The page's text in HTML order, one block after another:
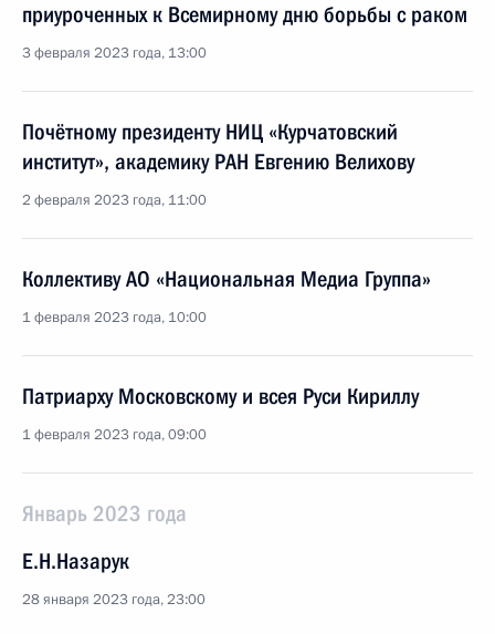
приуроченных к Всемирному дню борьбы с раком
3 февраля 2023 года, 13:00
Почётному президенту НИЦ «Курчатовский
институт», академику РАН Евгению Велихову
2 февраля 2023 года, 11:00
Коллективу АО «Национальная Медиа Группа»
1 февраля 2023 года, 10:00
Патриарху Московскому и всея Руси Кириллу
1 февраля 2023 года, 09:00
Январь 2023 года
Е.Н.Назарук
28 января 2023 года, 23:00